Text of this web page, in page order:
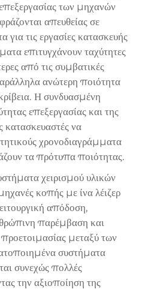
των μηχανών
απευθείας σε
τις εργασίες κατασκευής
επιτυγχάνουν ταχύτητες
από τις συμβατικές
ανώτερη ποιότητα
Η συνδυασμένη
επεξεργασίας και της
κατασκευαστές να
χρονοδιαγράμματα
τα πρότυπα ποιότητας.
χειρισμού υλικών
κοπής με ίνα λέιζερ
απόδοση,
παρέμβαση και
μεταξύ των
συστήματα
συνεχώς πολλές
την αξιοποίηση της